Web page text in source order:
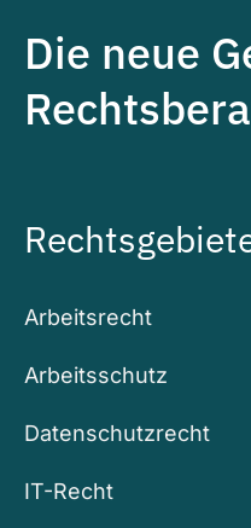
Die neue
Arbeitsrecht
Arbeitsschutz
Datenschutzrecht
IT-Recht